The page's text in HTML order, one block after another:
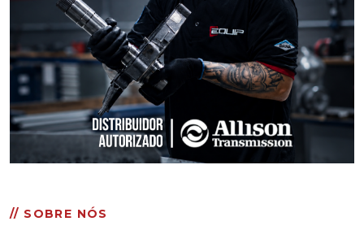
// SOBRE NÓS